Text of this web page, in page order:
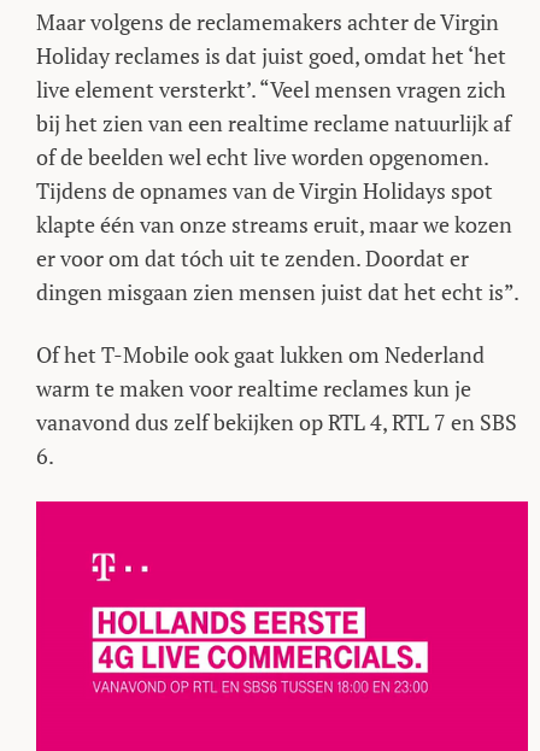
Maar volgens de reclamemakers achter de Virgin
Holiday reclames is dat juist goed, omdat het ‘het
live element versterkt’. “Veel mensen vragen zich
bij het zien van een realtime reclame natuurlijk af
of de beelden wel echt live worden opgenomen.
Tijdens de opnames van de Virgin Holidays spot
klapte één van onze streams eruit, maar we kozen
er voor om dat tóch uit te zenden. Doordat er
dingen misgaan zien mensen juist dat het echt is”.
Of het T-Mobile ook gaat lukken om Nederland
warm te maken voor realtime reclames kun je
vanavond dus zelf bekijken op RTL 4, RTL 7 en SBS
6.